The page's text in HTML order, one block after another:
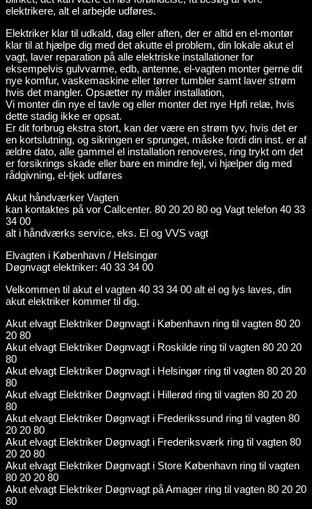
elektrikere, alt el arbejde udføres.
Elektriker klar til udkald, dag eller aften, der er altid en el-montør
klar til at hjælpe dig med det akutte el problem, din lokale akut el
vagt, laver reparation på alle elektriske installationer for
eksempelvis gulvvarme, edb, antenne, el-vagten monter gerne dit
nye komfur, vaskemaskine eller tørrer tumbler samt laver strøm
hvis det mangler. Opsætter ny måler installation,
Vi monter din nye el tavle og eller monter det nye Hpfi relæ, hvis
dette stadig ikke er opsat.
Er dit forbrug ekstra stort, kan der være en strøm tyv, hvis det er
en kortslutning, og sikringen er sprunget, måske fordi din inst. er af
ældre dato, alle gammel el installation renoveres, ring trykt om det
er forsikrings skade eller bare en mindre fejl, vi hjælper dig med
rådgivning, el-tjek udføres
Akut håndværker Vagten
kan kontaktes på vor Callcenter. 80 20 20 80 og Vagt telefon 40 33
34 00
alt i håndværks service, eks. El og VVS vagt
Elvagten i København / Helsingør
Døgnvagt elektriker: 40 33 34 00
Velkommen til akut el vagten 40 33 34 00 alt el og lys laves, din
akut elektriker kommer til dig.
Akut elvagt Elektriker Døgnvagt i København ring til vagten 80 20
20 80
Akut elvagt Elektriker Døgnvagt i Roskilde ring til vagten 80 20 20
80
Akut elvagt Elektriker Døgnvagt i Helsingør ring til vagten 80 20 20
80
Akut elvagt Elektriker Døgnvagt i Hillerød ring til vagten 80 20 20
80
Akut elvagt Elektriker Døgnvagt i Frederikssund ring til vagten 80
20 20 80
Akut elvagt Elektriker Døgnvagt i Frederiksværk ring til vagten 80
20 20 80
Akut elvagt Elektriker Døgnvagt i Store København ring til vagten
80 20 20 80
Akut elvagt Elektriker Døgnvagt på Amager ring til vagten 80 20 20
80